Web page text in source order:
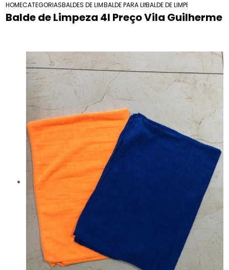
HOMECATEGORIASBALDES DE LIMPEZABALDE PARA LIMPEZABALDE DE LIMPEZA 4L
Balde de Limpeza 4l Preço Vila Guilherme